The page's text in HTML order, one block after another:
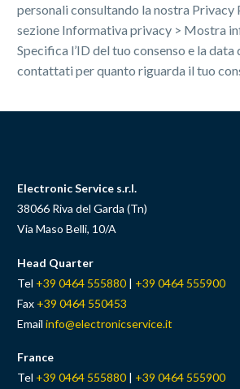
personali consultando la nostra Privacy
sezione Informativa privacy > Mostra
Specifica l’ID del tuo consenso e la data
contattati per quanto riguarda il tuo
Electronic Service s.r.l.
38066 Riva del Garda (Tn)
Via Maso Belli, 10/A
Head Quarter
Tel +39 0464 555880 | +39 0464 555900
Fax +39 0464 550453
Email info@electronicservice.it
France
Tel +39 0464 555880 | +39 0464 555900